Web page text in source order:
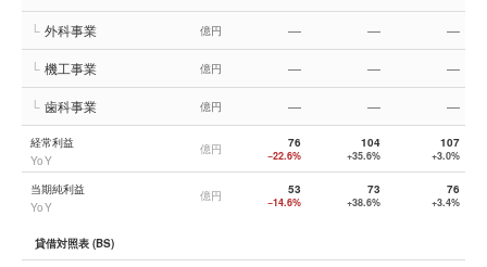
└ 外科事業 億円 — — —
└ 機工事業 億円 — — —
└ 歯科事業 億円 — — —
経常利益
YoY
億円 76
−22.6%
104
+35.6%
107
+3.0%
当期純利益
YoY
億円 53
−14.6%
73
+38.6%
76
+3.4%
貸借対照表 (BS)